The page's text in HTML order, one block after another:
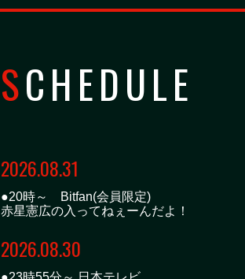
SCHEDULE
2026.08.31
●20時～ Bitfan(会員限定)
赤星憲広の入ってねぇーんだよ！
2026.08.30